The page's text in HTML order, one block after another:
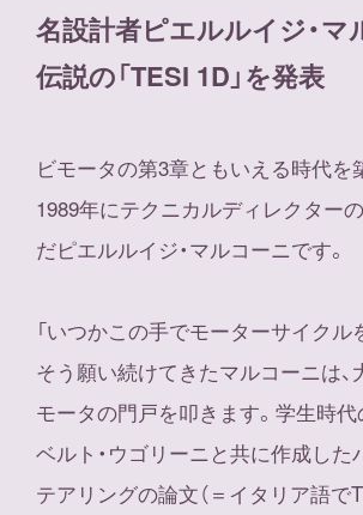
名設計者ピエルルイジ・マ
伝説の「TESI 1D」を発表
ビモータの第3章ともいえる時代を
1989年にテクニカルディレクター
だピエルルイジ・マルコーニです。
「いつかこの手でモーターサイクル
そう願い続けてきたマルコーニは
モータの門戸を叩きます。学生時
ベルト・ウゴリーニと共に作成した
テアリングの論文（＝イタリア語で